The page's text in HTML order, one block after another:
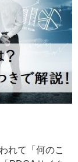
れて「何のこ